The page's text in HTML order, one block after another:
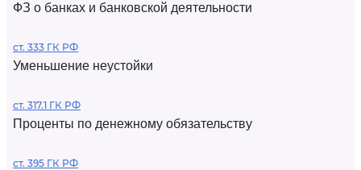
ФЗ о банках и банковской деятельности
ст. 333 ГК РФ
Уменьшение неустойки
ст. 317.1 ГК РФ
Проценты по денежному обязательству
ст. 395 ГК РФ